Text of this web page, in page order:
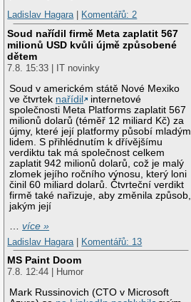
Ladislav Hagara| Komentářů: 2
Soud nařídil firmě Meta zaplatit 567
milionů USD kvůli újmě způsobené
dětem
7.8. 15:33 | IT novinky
Soud v americkém státě Nové Mexiko
ve čtvrtek nařídil
internetové
společnosti Meta Platforms zaplatit 567
milionů dolarů (téměř 12 miliard Kč) za
újmy, které její platformy působí mladým
lidem. S přihlédnutím k dřívějšímu
verdiktu tak má společnost celkem
zaplatit 942 milionů dolarů, což je malý
zlomek jejího ročního výnosu, který loni
činil 60 miliard dolarů. Čtvrteční verdikt
firmě také nařizuje, aby změnila způsob,
jakým její
…více »
Ladislav Hagara
Komentářů: 13
MS Paint Doom
7.8. 12:44 | Humor
Mark Russinovich (CTO v Microsoft